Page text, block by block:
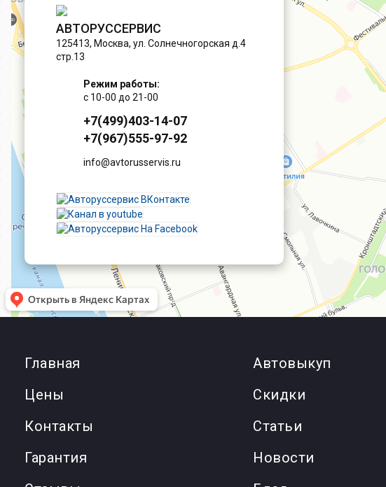
АВТОРУССЕРВИС
125413, Москва, ул. Солнечногорская д.4
стр.13
Режим работы:
с 10-00 до 21-00
+7(499)403-14-07
+7(967)555-97-92
info@avtorusservis.ru
Главная
Цены
Контакты
Гарантия
Автовыкуп
Cкидки
Статьи
Новости